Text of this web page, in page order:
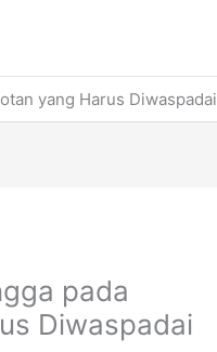
yang Harus Diwaspadai
pada
Diwaspadai